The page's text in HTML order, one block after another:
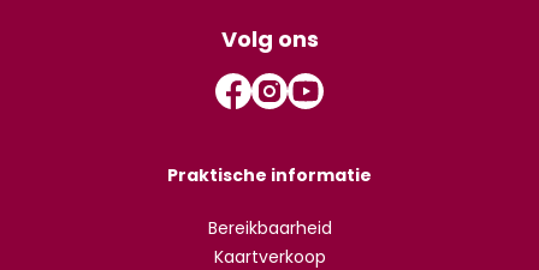
Volg ons
Praktische informatie
Bereikbaarheid
Kaartverkoop